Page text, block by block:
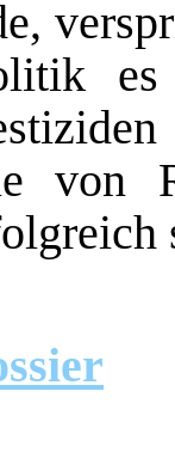
von